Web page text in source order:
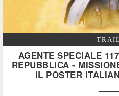
AGENTE SPECIALE
REPUBBLICA -
IL POSTER